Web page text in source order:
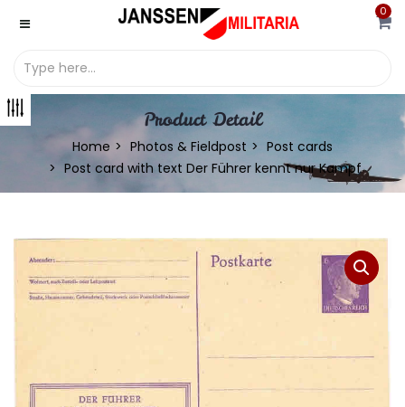
0
Product Detail
Home Photos & Fieldpost
Post cards
Post card with text Der Führer kennt nur Kampf